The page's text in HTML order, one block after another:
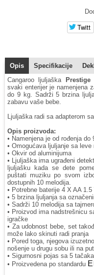
Twitt
Opis Specifikacije
Cangaroo ljuljaška
Prestige
svaki enterijer je namenjena
do 9 kg. Sadrži 5 brzina
zabavu vaše bebe.
Ljuljaška radi sa adapterom
Opis proizvoda:
• Namenjena je od rođenja do
• Omogućava ljuljanje sa leve
• Okvir od aluminijuma
• Ljuljaška ima ugrađeni
ljuljašku kada se dete
puštati muziku po svom
dostupnih 10 melodija.
• Potrebne baterije 4 X AA
• 5 brzina ljuljanja sa
• Sadrži 10 melodija sa
• Proizvod ima nadstrešnicu
igračke
• Za udobnost bebe, set
može lako skinuti radi pranja
• Pored toga, njegova
nošenje u drugu sobu ili na put
• Sigurnosni pojas sa 5 tačaka
• Proizvedena po standardu